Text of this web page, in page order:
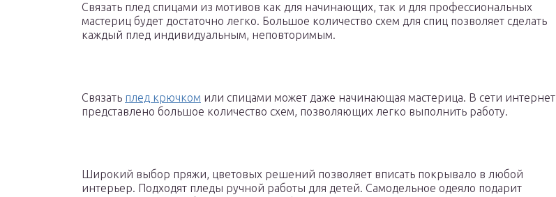
Связать плед спицами из мотивов как для начинающих, так и для профессиональных
мастериц будет достаточно легко. Большое количество схем для спиц позволяет сделать
каждый плед индивидуальным, неповторимым.
Связать плед крючком или спицами может даже начинающая мастерица. В сети интернет
представлено большое количество схем, позволяющих легко выполнить работу.
Широкий выбор пряжи, цветовых решений позволяет вписать покрывало в любой
интерьер. Подходят пледы ручной работы для детей. Самодельное одеяло подарит